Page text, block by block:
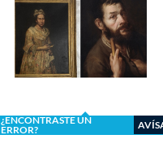
¿ENCONTRASTE UN
ERROR?